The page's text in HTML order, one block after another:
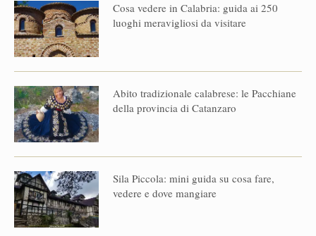
Cosa vedere in Calabria: guida ai 250
luoghi meravigliosi da visitare
Abito tradizionale calabrese: le Pacchiane
della provincia di Catanzaro
Sila Piccola: mini guida su cosa fare,
vedere e dove mangiare